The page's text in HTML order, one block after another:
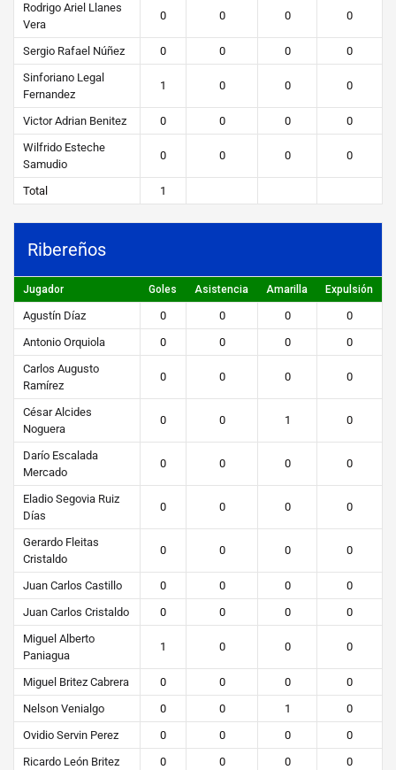
Rodrigo Ariel Llanes
Vera
0 0 0 0
Sergio Rafael Núñez 0 0 0
0
Sinforiano Legal
Fernandez
1 0 0 0
Victor Adrian Benitez 0 0 0
0
Wilfrido Esteche
Samudio
0 0 0 0
Total 1
Ribereños
Jugador Goles Asistencia Amarilla Expulsión
Agustín Díaz 0 0 0
0
Antonio Orquiola
0 0 0
0
Carlos Augusto
Ramírez
0 0 0 0
César Alcides
Noguera
0 0 1 0
Darío Escalada
Mercado
0 0 0 0
Eladio Segovia Ruiz
Días
0 0 0 0
Gerardo Fleitas
Cristaldo
0 0 0 0
Juan Carlos Castillo 0 0 0
0
Juan Carlos Cristaldo
0 0 0
0
Miguel Alberto
Paniagua
1 0 0 0
Miguel Britez Cabrera 0 0 0
0
Nelson Venialgo
0 0 1
0
Ovidio Servin Perez
0 0 0
0
Ricardo León Britez
0 0 0
0